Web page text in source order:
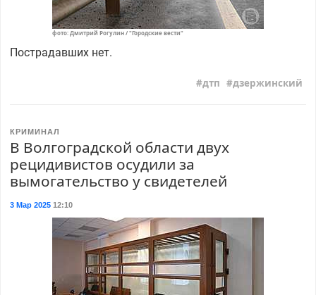
фото: Дмитрий Рогулин / "Городские вести"
Пострадавших нет.
дтп дзержинский
КРИМИНАЛ
В Волгоградской области двух
рецидивистов осудили за
вымогательство у свидетелей
3 Мар 202512:10